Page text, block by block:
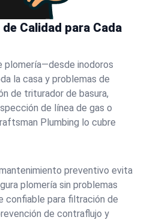
Calidad para Cada
plomería—desde inodoros
la casa y problemas de
de triturador de basura,
de línea de gas o
Plumbing lo cubre
preventivo evita
plomería sin problemas
confiable para filtración de
de contraflujo y